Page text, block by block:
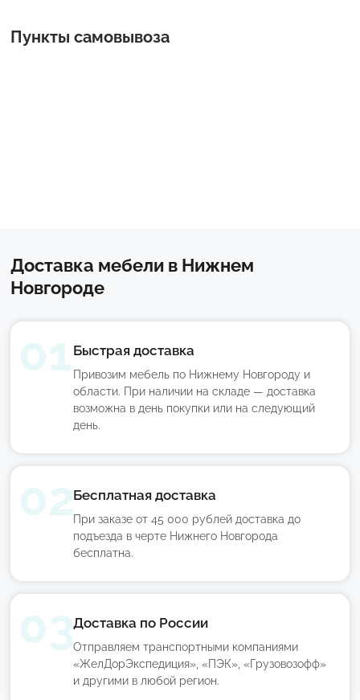
Пункты самовывоза
Доставка мебели в Нижнем
Новгороде
Быстрая доставка
Привозим мебель по Нижнему Новгороду и
области. При наличии на складе — доставка
возможна в день покупки или на следующий
день.
Бесплатная доставка
При заказе от 45 000 рублей доставка до
подъезда в черте Нижнего Новгорода
бесплатна.
Доставка по России
Отправляем транспортными компаниями
«ЖелДорЭкспедиция», «ПЭК», «Грузовозофф»
и другими в любой регион.